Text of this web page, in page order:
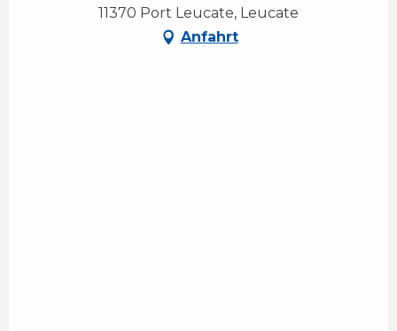
11370 Port Leucate, Leucate
Anfahrt